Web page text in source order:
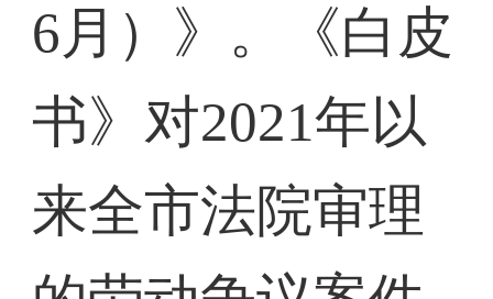
6月）》。《白皮
书》对2021年以
来全市法院审理